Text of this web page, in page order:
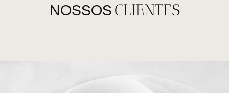
NOSSOS CLIENTES